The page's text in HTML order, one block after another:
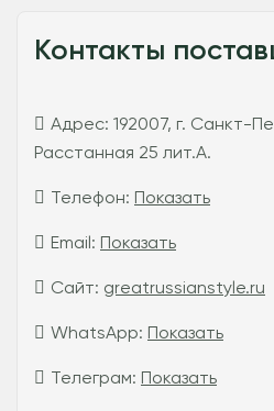
Контакты
Адрес: 192007, г. Санкт-
Расстанная 25 лит.А.
Телефон: Показать
Email: Показать
Сайт: greatrussianstyle.ru
WhatsApp: Показать
Телеграм: Показать